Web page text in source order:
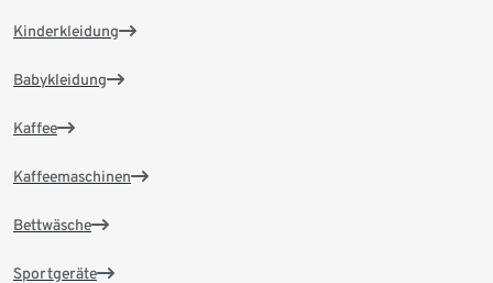
Kinderkleidung
Babykleidung
Kaffee
Kaffeemaschinen
Bettwäsche
Sportgeräte